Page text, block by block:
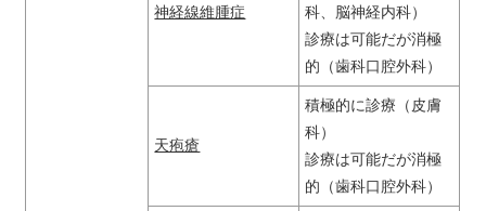
神経線維腫症
科、脳神経内科）
診療は可能だが消極
的（歯科口腔外科）
天疱瘡
積極的に診療（皮膚
科）
診療は可能だが消極
的（歯科口腔外科）